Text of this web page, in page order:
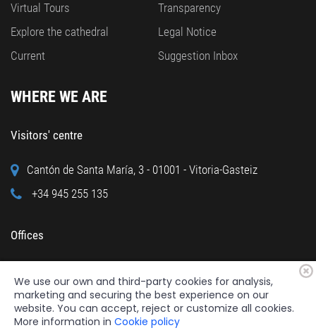
Virtual Tours
Explore the cathedral
Current
Transparency
Legal Notice
Suggestion Inbox
WHERE WE ARE
Visitors' centre
Cantón de Santa María, 3 - 01001 - Vitoria-Gasteiz
+34 945 255 135
Offices
+34 945 122 160
We use our own and third-party cookies for analysis,
marketing and securing the best experience on our
website. You can accept, reject or customize all cookies.
More information in Cookie policy